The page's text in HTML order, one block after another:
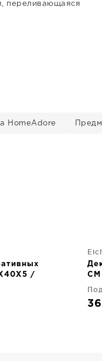
переливающаяся
HomeAdore
/
CM